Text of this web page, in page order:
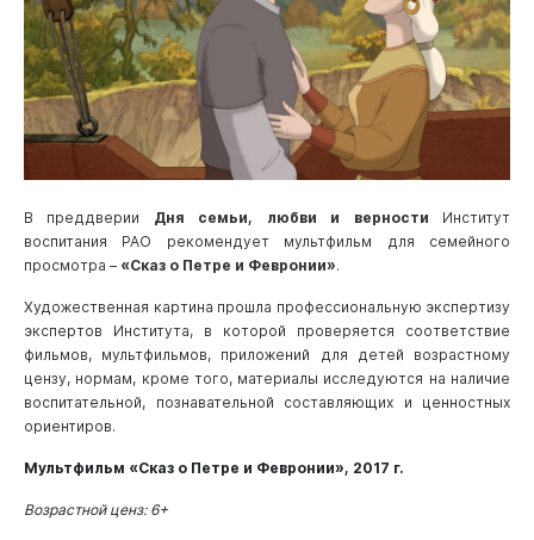
В преддверии Дня семьи, любви и верности Институт
воспитания РАО рекомендует мультфильм для семейного
просмотра – «Сказ о Петре и Февронии».
Художественная картина прошла профессиональную экспертизу
экспертов Института, в которой проверяется соответствие
фильмов, мультфильмов, приложений для детей возрастному
цензу, нормам, кроме того, материалы исследуются на наличие
воспитательной, познавательной составляющих и ценностных
ориентиров.
Мультфильм «Сказ о Петре и Февронии», 2017 г.
Возрастной ценз: 6+